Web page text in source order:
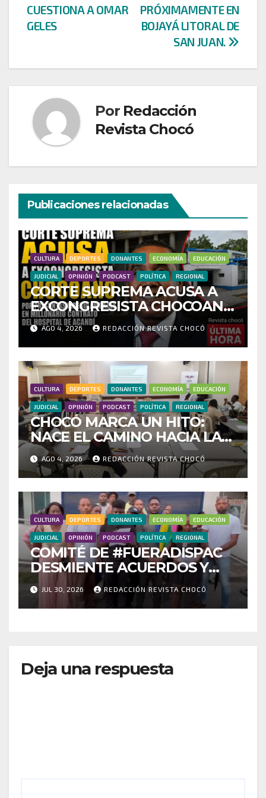
PRÓXIMAMENTE EN
BOJAYÁ LITORAL DE
SAN JUAN.
CUESTIONA A OMAR
GELES
Por Redacción
Revista Chocó
Publicaciones relacionadas
CULTURA DEPORTES DONANTES ECONOMÍA EDUCACIÓN
JUDICIAL OPINIÓN PODCAST POLÍTICA REGIONAL
CORTE SUPREMA ACUSA A
EXCONGRESISTA CHOCOANO
POR PRESUNTAS
IRREGULARIDADES EN
MILLONARIO CONTRATO
DEL HOSPITAL DE ACANDÍ
AGO 4, 2026 REDACCIÓN REVISTA CHOCÓ
CULTURA DEPORTES DONANTES ECONOMÍA EDUCACIÓN
JUDICIAL OPINIÓN PODCAST POLÍTICA REGIONAL
CHOCÓ MARCA UN HITO:
NACE EL CAMINO HACIA LA
RED DEPARTAMENTAL DE
BUSCADORES POR LA
VERDAD Y LA ESPERANZA
AGO 4, 2026 REDACCIÓN REVISTA CHOCÓ
CULTURA DEPORTES DONANTES ECONOMÍA EDUCACIÓN
JUDICIAL OPINIÓN PODCAST POLÍTICA REGIONAL
COMITÉ DE #FUERADISPAC
DESMIENTE ACUERDOS Y
EXIGE LA PRESENCIA DEL
GOBIERNO NACIONAL EN
QUIBDÓ
JUL 30, 2026 REDACCIÓN REVISTA CHOCÓ
Deja una respuesta